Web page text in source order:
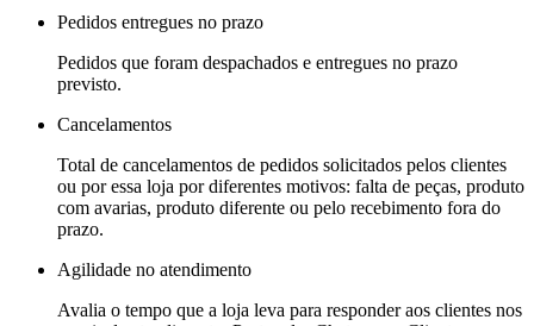
Pedidos entregues no prazo
Pedidos que foram despachados e entregues no prazo
previsto.
Cancelamentos
Total de cancelamentos de pedidos solicitados pelos clientes
ou por essa loja por diferentes motivos: falta de peças, produto
com avarias, produto diferente ou pelo recebimento fora do
prazo.
Agilidade no atendimento
Avalia o tempo que a loja leva para responder aos clientes nos